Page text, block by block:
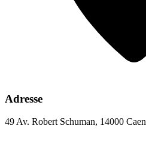
Adresse
49 Av. Robert Schuman, 14000 Caen